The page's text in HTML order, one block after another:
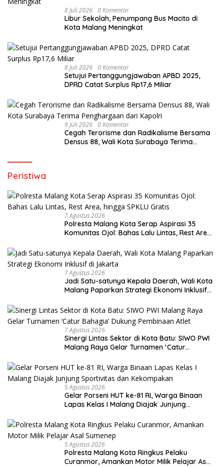
8 Juli 2026 0 Komentar
Libur Sekolah, Penumpang Bus Macito di
Kota Malang Meningkat
8 Juli 2026 0 Komentar
Setujui Pertanggungjawaban APBD 2025,
DPRD Catat Surplus Rp17,6 Miliar
9 Juli 2026 0 Komentar
Cegah Terorisme dan Radikalisme Bersama
Densus 88, Wali Kota Surabaya Terima
Peristiwa
7 Agustus 2026
Polresta Malang Kota Serap Aspirasi 35
Komunitas Ojol: Bahas Lalu Lintas, Rest Area,
7 Agustus 2026
Jadi Satu-satunya Kepala Daerah, Wali Kota
Malang Paparkan Strategi Ekonomi Inklusif
7 Agustus 2026
Sinergi Lintas Sektor di Kota Batu: SIWO PWI
Malang Raya Gelar Turnamen ‘Catur
5 Agustus 2026
Gelar Porseni HUT ke-81 RI, Warga Binaan
Lapas Kelas I Malang Diajak Junjung
5 Agustus 2026
Polresta Malang Kota Ringkus Pelaku
Curanmor, Amankan Motor Milik Pelajar Asal